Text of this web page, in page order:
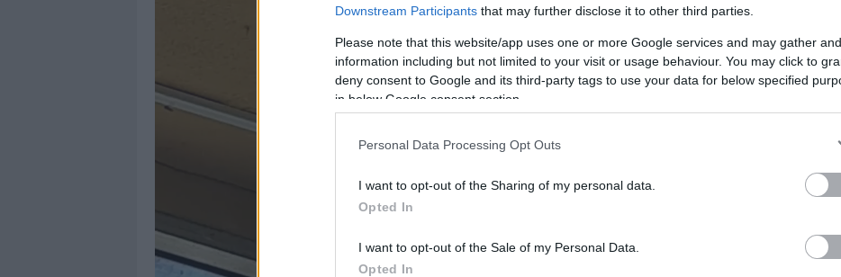
Downstream Participants that may further disclose it to other third parties.
Please note that this website/app uses one or more Google services and may gather
information including but not limited to your visit or usage behaviour. You may click to
deny consent to Google and its third-party tags to use your data for below specified
in below Google consent section.
Personal Data Processing Opt Outs
I want to opt-out of the Sharing of my personal data.
Opted In
I want to opt-out of the Sale of my Personal Data.
Opted In